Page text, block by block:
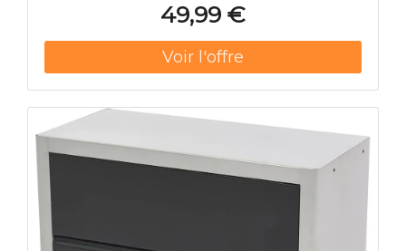
permettant d’orienter le tuyau dans toutes les
directions et d’optimiser votre portée. Grâce à
la fixation murale, vous pouvez attacher
l’enrouleur solidement et en toute sécurité au
mur ou à la clôture. Cet enrouleur d’eau HBM
est également équipé d’un système de
verrouillage et de rétraction automatique.
49,99 €